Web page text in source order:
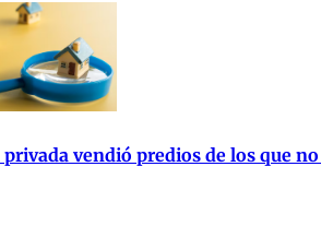
privada vendió predios de los que